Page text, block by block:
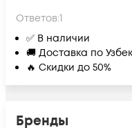
Ответов:1
✅ В наличии
🚚 Доставка по
🔥 Скидки до 50%
Бренды